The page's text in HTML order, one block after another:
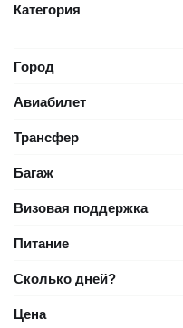
Категория
Город
Авиабилет
Трансфер
Багаж
Визовая поддержка
Питание
Сколько дней?
Цена